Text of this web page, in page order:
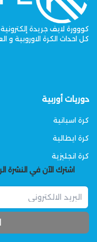
كووورة لايف جريدة
كل احداث الكرة الاوروبية و
دوريات أوربية
كرة اسبانية
كرة ايطالية
كرة انجليزية
اشترك الآن في النشرة